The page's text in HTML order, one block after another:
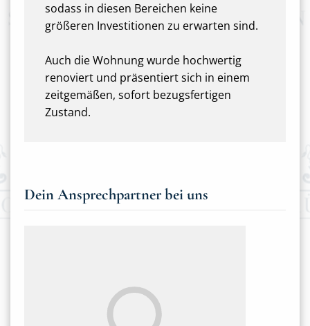
sodass in diesen Bereichen keine
größeren Investitionen zu erwarten sind.
Auch die Wohnung wurde hochwertig
renoviert und präsentiert sich in einem
zeitgemäßen, sofort bezugsfertigen
Zustand.
Dein Ansprechpartner bei uns